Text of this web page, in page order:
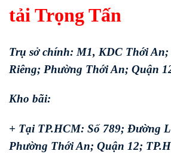
tải Trọng Tấn
Trụ sở chính: M1, KDC Thới
Riêng; Phường Thới An; Quận
Kho bãi:
+ Tại TP.HCM: Số 789; Đường
Phường Thới An; Quận 12;